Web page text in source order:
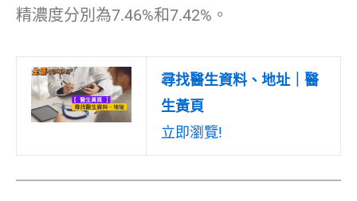
精濃度分別為7.46%和7.42%。
尋找醫生資料、地址｜醫
生黃頁
立即瀏覽!